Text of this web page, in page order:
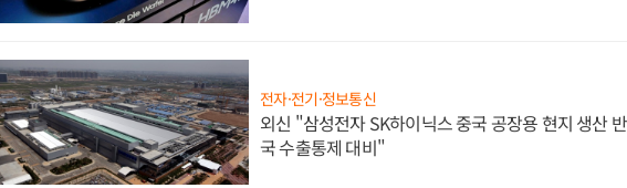
전자·전기·정보통신
외신 "삼성전자 SK하이닉스 중국 공장용 현지 생산
국 수출통제 대비"